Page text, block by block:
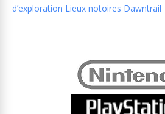
d’exploration Lieux notoires Dawntrail